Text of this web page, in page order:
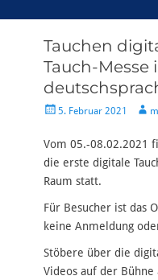
Tauchen
Tauch-Messe
Veröffentlicht
5. Februar 2021 Autor
Vom 05.-08.02.2021
die erste digitale
Raum statt.
Für Besucher ist das
keine Anmeldung
Stöbere über die
Videos auf der Bühne